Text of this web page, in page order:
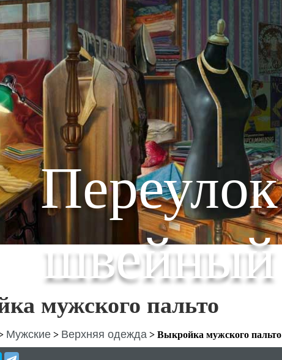
Переулок
швейный
мужского пальто
Мужские > Верхняя одежда > Выкройка мужского пальто